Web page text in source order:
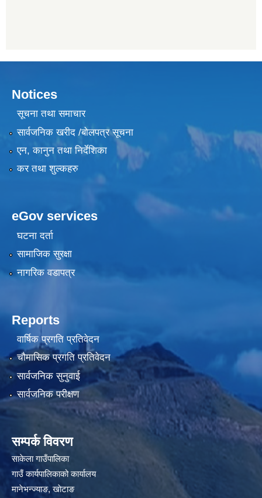
Notices
सूचना तथा समाचार
सार्वजनिक खरीद /बोलपत्र सूचना
एन, कानुन तथा निर्देशिका
कर तथा शुल्कहरु
eGov services
घटना दर्ता
सामाजिक सुरक्षा
नागरिक वडापत्र
Reports
वार्षिक प्रगति प्रतिवेदन
चौमासिक प्रगति प्रतिवेदन
सार्वजनिक सुनुवाई
सार्वजनिक परीक्षण
सम्पर्क विवरण
साकेला गाउँपालिका
गाउँ कार्यपालिकाको कार्यालय
मानेभन्ज्याङ, खाेटाङ